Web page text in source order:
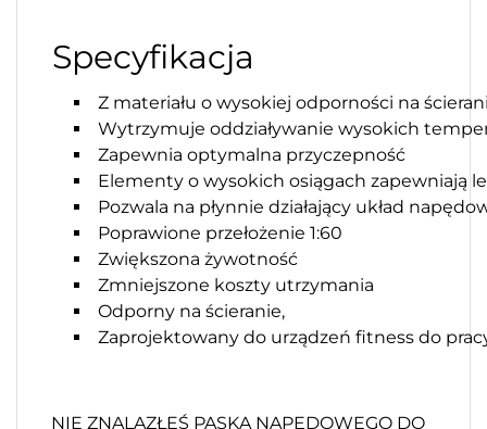
Specyfikacja
Z materiału o wysokiej odporności na
Wytrzymuje oddziaływanie wysokich
Zapewnia optymalna przyczepność
Elementy o wysokich osiągach zapewniają
Pozwala na płynnie działający układ
Poprawione przełożenie 1:60
Zwiększona żywotność
Zmniejszone koszty utrzymania
Odporny na ścieranie,
Zaprojektowany do urządzeń fitness do
NIE ZNALAZŁEŚ PASKA NAPĘDOWEGO DO